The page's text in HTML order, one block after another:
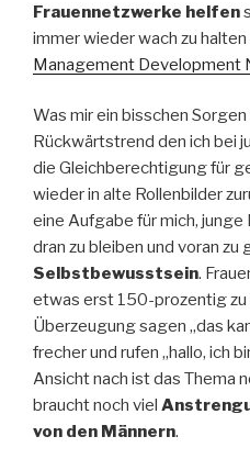
Frauennetzwerke helfen
immer wieder wach zu halten
Management Development
Was mir ein bisschen
Rückwärtstrend den ich bei
die Gleichberechtigung für
wieder in alte Rollenbilder
eine Aufgabe für mich,
dran zu bleiben und voran zu
Selbstbewusstsein.
etwas erst 150-prozentig zu
Überzeugung sagen „das
frecher und rufen „hallo, ich
Ansicht nach ist das Thema
braucht noch viel
von den Männern.